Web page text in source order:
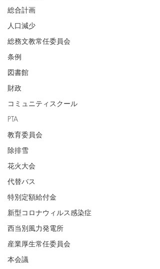
総合計画
人口減少
総務文教常任委員会
条例
図書館
財政
コミュニティスクール
PTA
教育委員会
除排雪
花火大会
代替バス
特別定額給付金
新型コロナウィルス感染症
西当別風力発電所
産業厚生常任委員会
本会議